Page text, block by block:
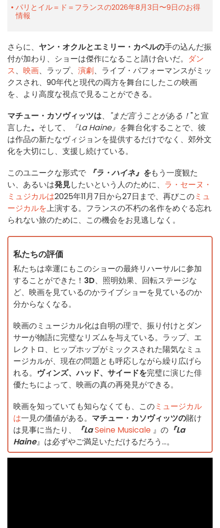
パリとイル＝ド＝フランスの2026年8月3日〜9日のお得
情報
さらに、 ヤン・オクルとエミリー・カペルの手の込んだ振
付が加わり、ショーは傑作になること請け合いだ。 ダン
ス、 映画、ラップ、 演劇、ライブ・パフォーマンスがミッ
クスされ、90年代と現代の両方を舞台にしたこの映画
を、より高度な視点で見ることができる。
マチュー・カソヴィッツは、 "まだ言うことがある！"と宣
言した。 そして、 『La Haine』を舞台化することで、彼
は作品の新たなヴィジョンを提供するだけでなく、郊外文
化を大切にし、支援し続けている。
このユニークな形式で
『ラ・ハイネ』をもう一度観た
い、あるいは発見したいという人のために、 ラ・セーヌ・
ミュジカルは2025年11月7日から27日まで、再びこのミュ
ージカルを上演する。フランスの不朽の名作をめぐる忘れ
られない旅のために、この機会をお見逃しなく。
私たちの評価
私たちは幸運にもこのショーの最終リハーサルに参加
することができた！ 3D、照明効果、回転ステージな
ど、映画を見ているのかライブショーを見ているのか
分からなくなる。
映画のミュージカル化は自明の理で、振り付けとダン
サーが物語に完璧なリズムを与えている。ラップ、エ
レクトロ、ヒップホップがミックスされた陽気なミュ
ージカルが、現在の問題とも呼応しながら繰り広げら
れる。 ヴィンズ、ハッド、サイードを完璧に演じた俳
優たちによって、映画の真の再発見ができる。
映画を知っていても知らなくても、このミュージカル
は一見の価値がある。 マチュー・カソヴィッツの賭け
は見事に当たり、
『LaSeine Musicale 』の 『La
Haine』は必ずやご満足いただけるだろう...。